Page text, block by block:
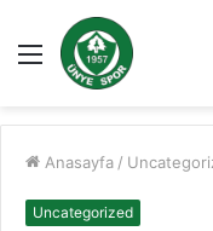
Menü
Anasayfa /
Uncategorized